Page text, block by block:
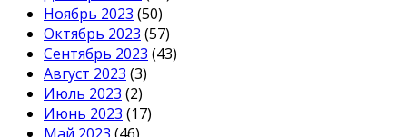
Ноябрь 2023 (50)
Октябрь 2023 (57)
Сентябрь 2023 (43)
Август 2023 (3)
Июль 2023 (2)
Июнь 2023 (17)